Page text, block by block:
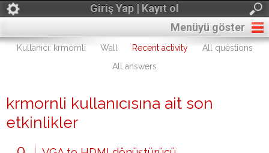
Giriş Yap | Kayıt ol
Menüyü göster
Kullanıcı: krmornli Wall Recent activity
All questions
All answers
krmornli kullanıcısına ait son
etkinlikler